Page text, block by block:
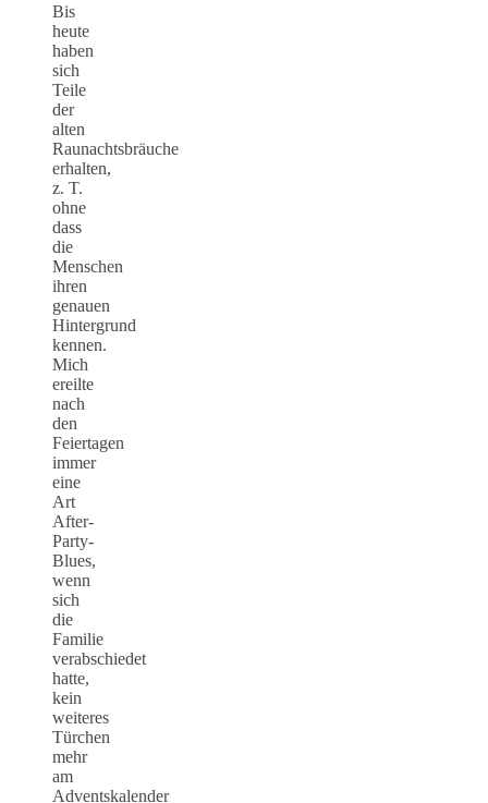
Bis
heute
haben
sich
Teile
der
alten
Raunachtsbräuche
erhalten,
z. T.
ohne
dass
die
Menschen
ihren
genauen
Hintergrund
kennen.
Mich
ereilte
nach
den
Feiertagen
immer
eine
Art
After-
Party-
Blues,
wenn
sich
die
Familie
verabschiedet
hatte,
kein
weiteres
Türchen
mehr
am
Adventskalender